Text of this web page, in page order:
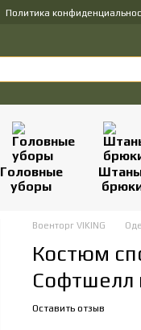
Политика
Головные
уборы
Военторг VIKING
Костюм
Софтшелл
Оставить отзыв